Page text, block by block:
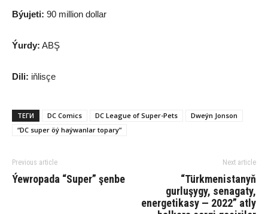
Býujeti: 90 million dollar
Ýurdy: ABŞ
Dili: iňlisçe
ТЕГИ DC Comics DC League of Super-Pets
Dweýn Jonson
“DC super öý haýwanlar topary”
Previous article
Ýewropada “Super” şenbe
Next article
“Türkmenistanyň
gurluşygy, senagaty,
energetikasy — 2022” atly